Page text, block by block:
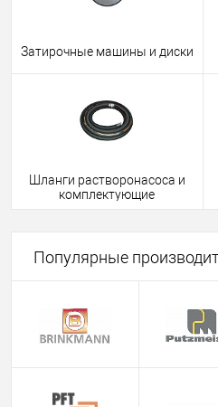
Затирочные машины и диски
Шланги растворонасоса и
комплектующие
Популярные